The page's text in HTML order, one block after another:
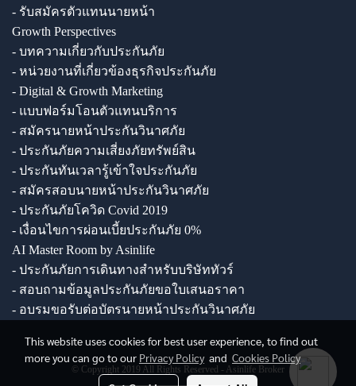
- รับสมัครตัวแทนนายหน้า
Growth Perspectives
- บทความเกี่ยวกับประกันภัย
- หน่วยงานที่เกี่ยวข้องธุรกิจประกันภัย
- Digital & Growth Marketing
- แบบฟอร์มโอนตัวแทนบริการ
- สมัครนายหน้าประกันวินาศภัย
- ประกันภัยความเสี่ยงภัยทรัพย์สิน
- ประกันทันเวลารู้เข้าใจประกันภัย
- สมัครสอบนายหน้าประกันวินาศภัย
- ประกันภัยโควิด Covid 2019
- เงื่อนไขการผ่อนเบี้ยประกันภัย 0%
AI Master Room by Asinlife
- ประกันภัยการเดินทางสำหรับบริษัททัวร์
- สอบถามข้อมูลประกันภัยขอใบเสนอราคา
- อบรมขอรับต่อบัตรนายหน้าประกันวินาศภัย
© Copyright 2019 All Rights Reserved - Asinlife Broker
This website uses cookies for best user experience, to find out
more you can go to our Privacy Policyand Cookies Policy